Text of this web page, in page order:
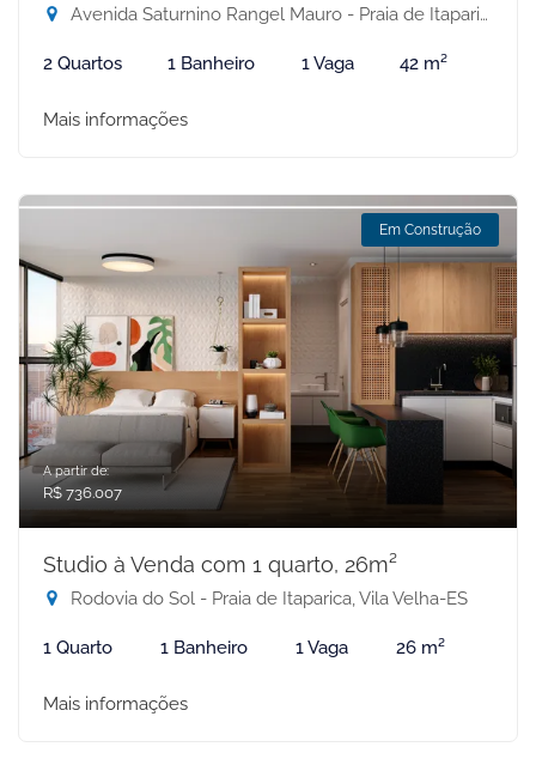
Avenida Saturnino Rangel Mauro - Praia de Itaparica, Vila Velha-ES
2 Quartos 1 Banheiro 1 Vaga 42 m²
Mais informações
Em Construção
A partir de:
R$ 736.007
Studio à Venda com 1 quarto, 26m²
Rodovia do Sol - Praia de Itaparica, Vila Velha-ES
1 Quarto 1 Banheiro 1 Vaga 26 m²
Mais informações